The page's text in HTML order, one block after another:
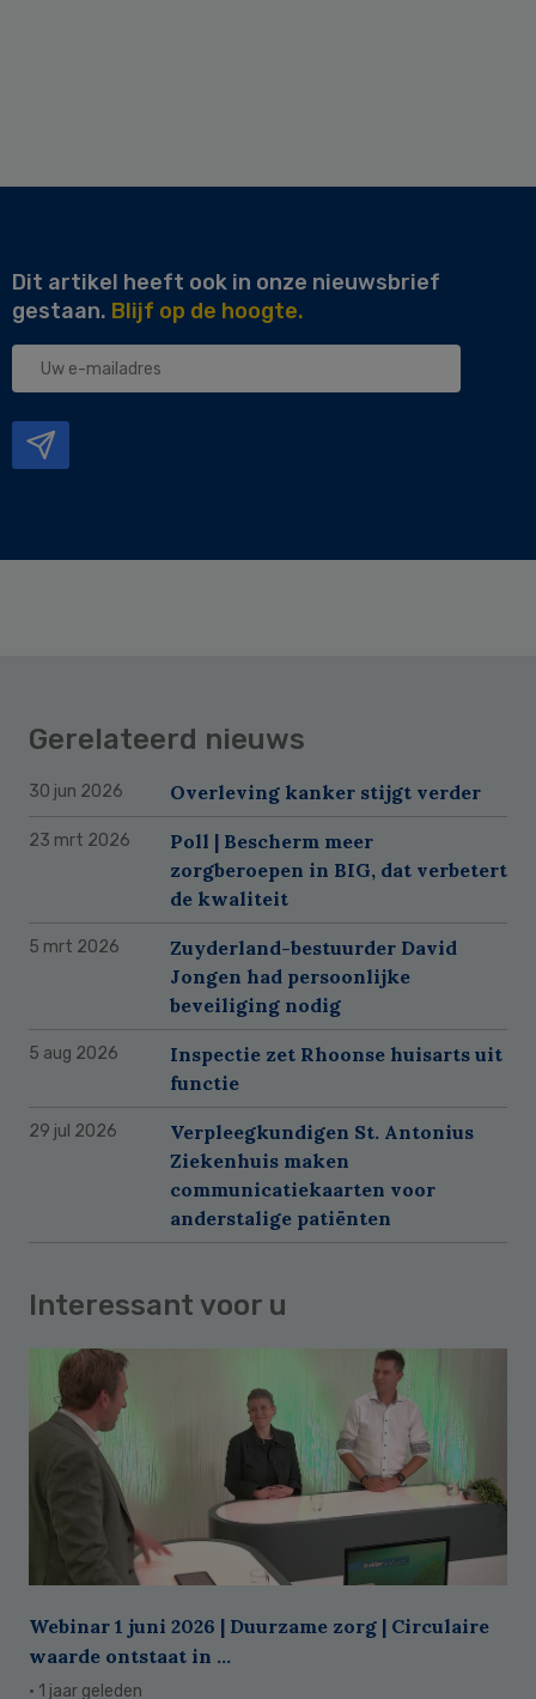
Dit artikel heeft ook in onze nieuwsbrief
gestaan. Blijf op de hoogte.
Uw
Gerelateerd nieuws
30 jun 2026 Overleving kanker stijgt verder
23 mrt 2026
Poll | Bescherm meer
zorgberoepen in BIG, dat verbetert
de kwaliteit
5 mrt 2026
Zuyderland-bestuurder David
Jongen had persoonlijke
beveiliging nodig
5 aug 2026
Inspectie zet Rhoonse huisarts uit
functie
29 jul 2026
Verpleegkundigen St. Antonius
Ziekenhuis maken
communicatiekaarten voor
anderstalige patiënten
Interessant voor u
Webinar 1 juni 2026 | Duurzame zorg | Circulaire
waarde ontstaat in ...
· 1 jaar geleden